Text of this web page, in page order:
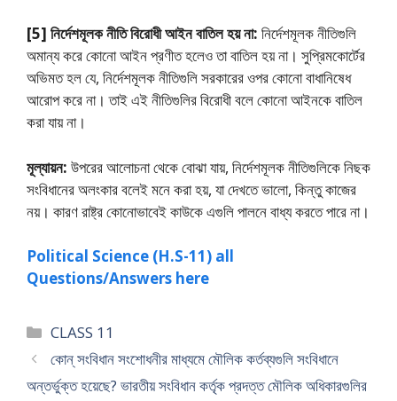
[5] নির্দেশমূলক নীতি বিরােধী আইন বাতিল হয় না: নির্দেশমূলক নীতিগুলি
অমান্য করে কোনাে আইন প্রণীত হলেও তা বাতিল হয় না। সুপ্রিমকোর্টের
অভিমত হল যে, নির্দেশমূলক নীতিগুলি সরকারের ওপর কোনাে বাধানিষেধ
আরােপ করে না। তাই এই নীতিগুলির বিরােধী বলে কোনাে আইনকে বাতিল
করা যায় না।
মূল্যায়ন: উপরের আলােচনা থেকে বােঝা যায়, নির্দেশমূলক নীতিগুলিকে নিছক
সংবিধানের অলংকার বলেই মনে করা হয়, যা দেখতে ভালাে, কিন্তু কাজের
নয়। কারণ রাষ্ট্র কোনােভাবেই কাউকে এগুলি পালনে বাধ্য করতে পারে না।
Political Science (H.S-11) all
Questions/Answers here
Categories
CLASS 11
কোন্ সংবিধান সংশােধনীর মাধ্যমে মৌলিক কর্তব্যগুলি সংবিধানে
অন্তর্ভুক্ত হয়েছে? ভারতীয় সংবিধান কর্তৃক প্রদত্ত মৌলিক অধিকারগুলির